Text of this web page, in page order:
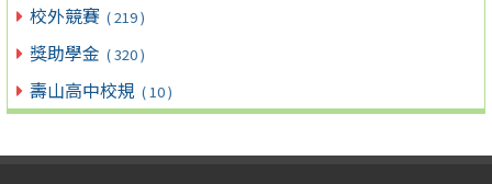
校外競賽 ( 219 )
獎助學金 ( 320 )
壽山高中校規 ( 10 )